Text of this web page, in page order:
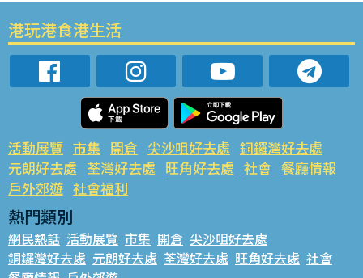
港玩港食港生活
活動展覽 市集 開倉 尖沙咀好去處 銅鑼灣好去處
元朗好去處 荃灣好去處 旺角好去處 社會 餐廳情報
戶外郊遊 社會福利
熱門類別
網民熱話 活動展覽 市集 開倉 尖沙咀好去處
銅鑼灣好去處 元朗好去處 荃灣好去處 旺角好去處 社會